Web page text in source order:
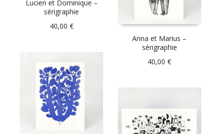
Lucien et Dominique –
sérigraphie
40,00 €
Anna et Marius –
sérigraphie
40,00€